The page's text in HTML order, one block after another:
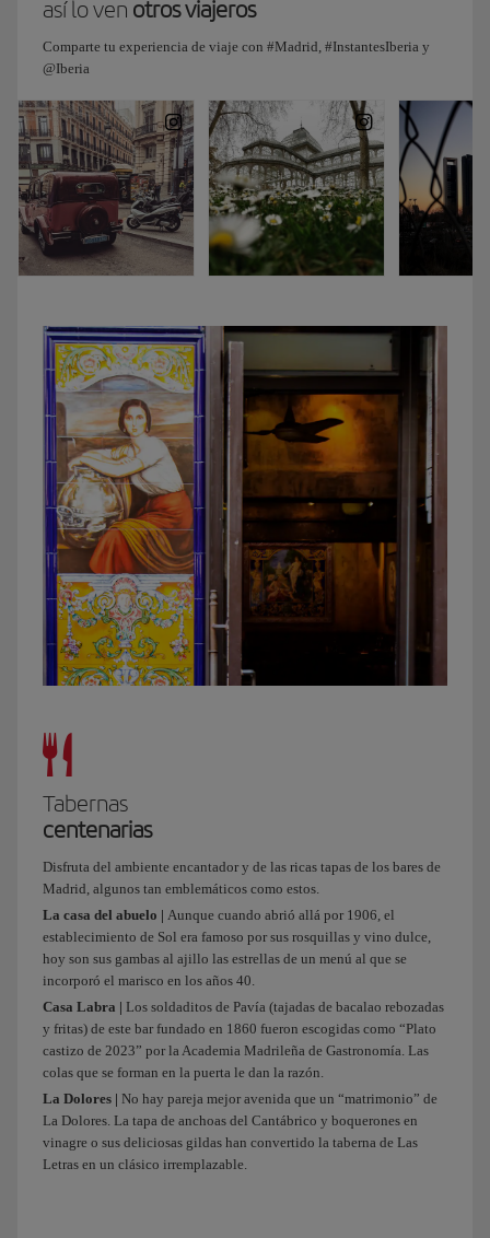
Y
como
sé
que
te
gusta
mucho
el
arte,
pues
seguro
encanta.
Visitamos
el
invernadero
del
Palacio
de
Cristal
de
Arganzuela,
que
es
precioso,
y
luego
una
bici
e
ir
dando
un
paseo
por
Madrid
Río.
Después
he
pensado
que
podemos
ir
directos
al
centro
así lo ven otros viajeros
Comparte tu experiencia de viaje con #Madrid, #InstantesIberia y
@Iberia
Tabernas
centenarias
Disfruta del ambiente encantador y de las ricas tapas de los bares de
Madrid, algunos tan emblemáticos como estos.
La casa del abuelo | Aunque cuando abrió allá por 1906, el
establecimiento de Sol era famoso por sus rosquillas y vino dulce,
hoy son sus gambas al ajillo las estrellas de un menú al que se
incorporó el marisco en los años 40.
Casa Labra | Los soldaditos de Pavía (tajadas de bacalao rebozadas
y fritas) de este bar fundado en 1860 fueron escogidas como “Plato
castizo de 2023” por la Academia Madrileña de Gastronomía. Las
colas que se forman en la puerta le dan la razón.
La Dolores | No hay pareja mejor avenida que un “matrimonio” de
La Dolores. La tapa de anchoas del Cantábrico y boquerones en
vinagre o sus deliciosas gildas han convertido la taberna de Las
Letras en un clásico irremplazable.